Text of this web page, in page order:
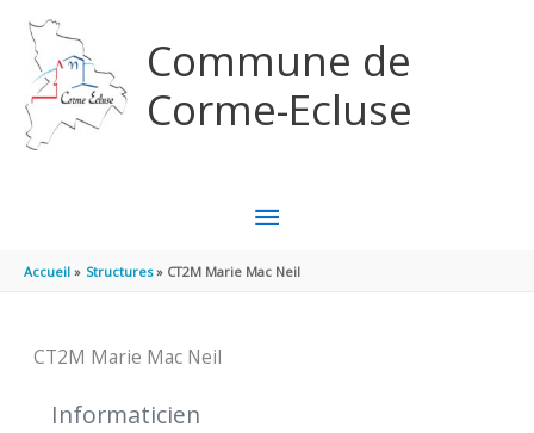
Commune de
Corme-Ecluse
MENU
PRINCIPAL
Accueil Structures CT2M Marie Mac Neil
CT2M Marie Mac Neil
Informaticien